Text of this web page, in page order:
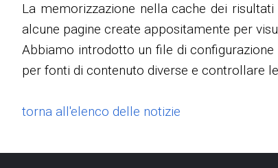
La memorizzazione nella cache dei
alcune pagine create appositamente per
Abbiamo introdotto un file di
per fonti di contenuto diverse e controllare
torna all'elenco delle notizie